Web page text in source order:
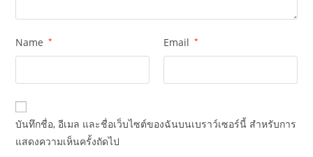
Name * Email *
บันทึกชื่อ, อีเมล และชื่อเว็บไซต์ของฉันบนเบราว์เซอร์นี้ สำหรับการ
แสดงความเห็นครั้งถัดไป